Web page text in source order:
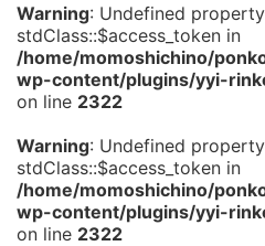
Warning: Undefined
stdClass::$access_token in
/home/momoshichino/
wp-content/plugins/yyi-
on line 2322
Warning: Undefined
stdClass::$access_token in
/home/momoshichino/
wp-content/plugins/yyi-
on line 2322